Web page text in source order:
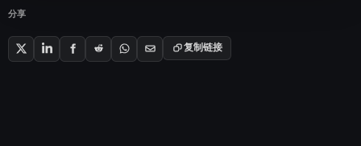
分享
复制链接